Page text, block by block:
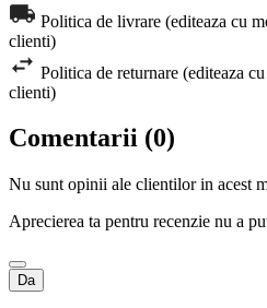
Politica de livrare (editeaza cu
clienti)
Politica de returnare (editeaza
clienti)
Comentarii (0)
Nu sunt opinii ale clientilor in acest
Aprecierea ta pentru recenzie nu a
Da